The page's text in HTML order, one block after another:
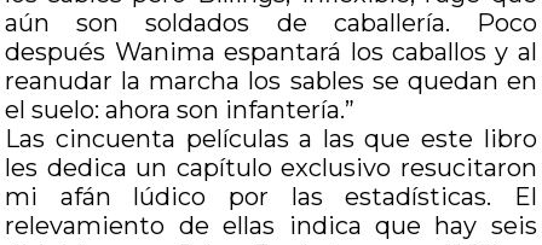
aún son soldados de caballería. Poco
después Wanima espantará los caballos y al
reanudar la marcha los sables se quedan en
el suelo: ahora son infantería.”
Las cincuenta películas a las que este libro
les dedica un capítulo exclusivo resucitaron
mi afán lúdico por las estadísticas. El
relevamiento de ellas indica que hay seis